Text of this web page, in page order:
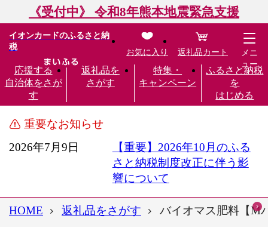
《受付中》 令和8年熊本地震緊急支援
イオンカードのふるさと納
税
応援する
自治体をさが
す
返礼品を
さがす
特集・
キャンペーン
ふるさと納税
を
はじめる
お気に入り 返礼品カート
メニ
ュー
重要なお知らせ
2026年7月9日
【重要】2026年10月のふる
さと納税制度改正に伴う影
響について
HOME 返礼品をさがす バイオマス肥料【M